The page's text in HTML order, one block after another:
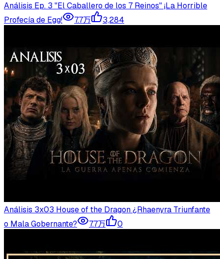
Análisis Ep. 3 "El Caballero de los 7 Reinos" ¡La Horrible
Profecía de Egg!
7.7万 3,284
Análisis 3x03 House of the Dragon ¿Rhaenyra Triunfante
o Mala Gobernante?
7.7万 0